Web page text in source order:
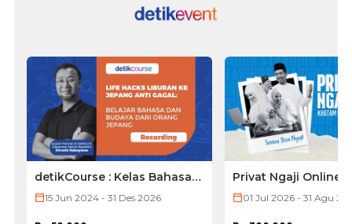
detikCourse : Kelas Bahasa
Jepang (VOD ONLY)
15 Jun 2024 - 31 Des 2026
Privat Ngaji Online:
Lebih Mudah dan
01 Jul 2026 - 31 Agu